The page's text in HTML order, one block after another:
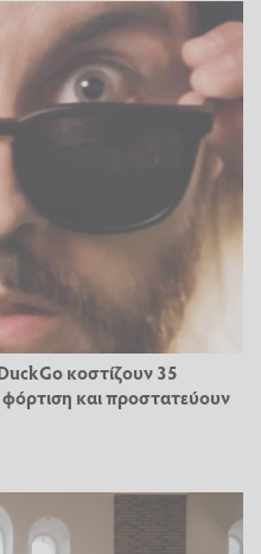
κοστίζουν 35
φόρτιση και προστατεύουν